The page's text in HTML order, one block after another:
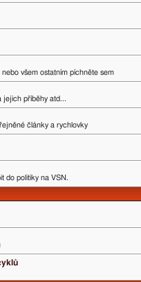
všem ostatním píchněte sem
jejich příběhy atd...
články a rychlovky
do politiky na VSN.